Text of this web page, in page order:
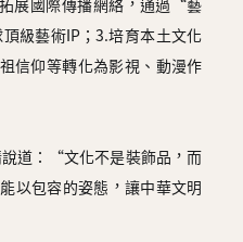
展國際傳播網絡，通過“藝
級藝術IP；3.培育本土文化
信仰等轉化為影視、動漫作
道：“文化不是裝飾品，而
以包容的姿態，讓中華文明